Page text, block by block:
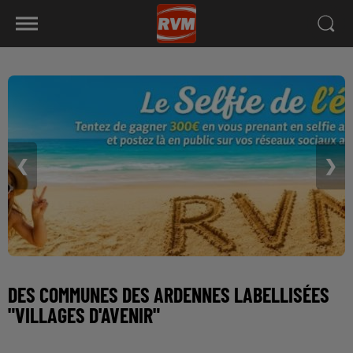
❮ ❯
DES COMMUNES DES ARDENNES LABELLISÉES
"VILLAGES D'AVENIR"